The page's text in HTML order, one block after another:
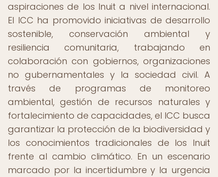
aspiraciones de los Inuit a nivel internacional.
El ICC ha promovido iniciativas de desarrollo
sostenible, conservación ambiental y
resiliencia comunitaria, trabajando en
colaboración con gobiernos, organizaciones
no gubernamentales y la sociedad civil. A
través de programas de monitoreo
ambiental, gestión de recursos naturales y
fortalecimiento de capacidades, el ICC busca
garantizar la protección de la biodiversidad y
los conocimientos tradicionales de los Inuit
frente al cambio climático. En un escenario
marcado por la incertidumbre y la urgencia